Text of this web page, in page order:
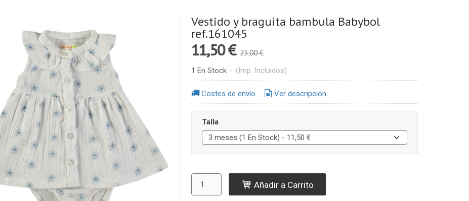
Vestido y braguita bambula Babybol
ref.161045
11,50 € 23,00 €
1 En Stock - (Imp. Incluidos)
Costes de envío Ver descripción
Talla
Añadir a Carrito